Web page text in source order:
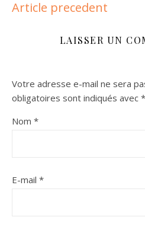
Article precedent
LAISSER UN
Votre adresse e-mail ne sera
obligatoires sont indiqués avec *
Nom *
E-mail *